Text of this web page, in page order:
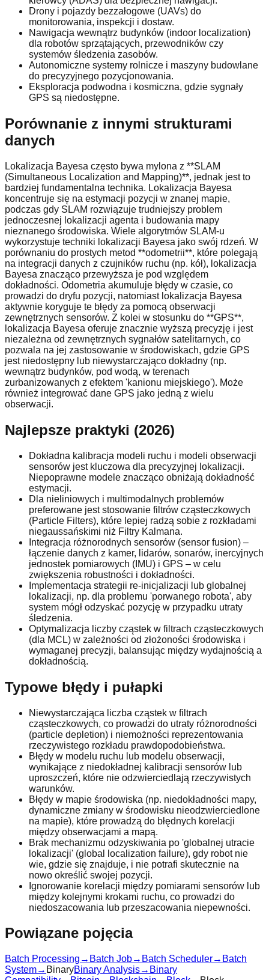
Drony i pojazdy bezzałogowe (UAVs) do
monitorowania, inspekcji i dostaw.
Nawigacja wewnątrz budynków (indoor localization)
dla robotów sprzątających, przewodników czy
systemów śledzenia zasobów.
Autonomiczne systemy rolnicze i maszyny budowlane
do precyzyjnego pozycjonowania.
Eksploracja podwodna i kosmiczna, gdzie sygnały
GPS są niedostępne.
Porównanie z innymi strukturami
danych
Lokalizacja Bayesa często bywa mylona z **SLAM
(Simultaneous Localization and Mapping)**, jednak jest to
bardziej fundamentalna technika. Lokalizacja Bayesa
koncentruje się na estymacji pozycji w znanej mapie,
podczas gdy SLAM rozwiązuje trudniejszy problem
jednoczesnej lokalizacji agenta i budowania mapy
nieznanego środowiska. Wiele algorytmów SLAM-u
wykorzystuje techniki lokalizacji Bayesa jako swój rdzeń. W
porównaniu do prostych metod **odometrii**, które polegają
na integracji danych z czujników ruchu (np. kół), lokalizacja
Bayesa znacząco przewyższa je pod względem
dokładności. Odometria akumuluje błędy w czasie, co
prowadzi do dryfu pozycji, natomiast lokalizacja Bayesa
aktywnie koryguje te błędy za pomocą obserwacji
zewnętrznych sensorów. Z kolei w stosunku do **GPS**,
lokalizacja Bayesa oferuje znacznie wyższą precyzję i jest
niezależna od zewnętrznych sygnałów satelitarnych, co
pozwala na jej zastosowanie w środowiskach, gdzie GPS
jest niedostępny lub niewystarczająco dokładny (np.
wewnątrz budynków, pod wodą, w terenach
zurbanizowanych z efektem 'kanionu miejskiego'). Może
również integrować dane GPS jako jedną z wielu
obserwacji.
Najlepsze praktyki (2026)
Dokładna kalibracja modeli ruchu i modeli obserwacji
sensorów jest kluczowa dla precyzyjnej lokalizacji.
Niepoprawne modele znacząco obniżają dokładność
estymacji.
Dla nieliniowych i multimodalnych problemów
preferowane jest stosowanie filtrów cząsteczkowych
(Particle Filters), które lepiej radzą sobie z rozkładami
niegaussańskimi niż Filtry Kalmana.
Integracja różnorodnych sensorów (sensor fusion) –
łączenie danych z kamer, lidarów, sonarów, inercyjnych
jednostek pomiarowych (IMU) i GPS – w celu
zwiększenia robustności i dokładności.
Implementacja strategii re-inicjalizacji lub globalnej
lokalizacji, np. dla problemu 'porwanego robota', aby
system mógł odzyskać pozycję w przypadku utraty
śledzenia.
Optymalizacja liczby cząstek w filtrach cząsteczkowych
(dla MCL) w zależności od złożoności środowiska i
wymaganej precyzji, balansując między wydajnością a
dokładnością.
Typowe błędy i pułapki
Niewystarczająca liczba cząstek w filtrach
cząsteczkowych, co prowadzi do utraty różnorodności
(particle depletion) i niemożności reprezentowania
rzeczywistego rozkładu prawdopodobieństwa.
Błędy w modelu ruchu lub modelu obserwacji,
wynikające z niedokładnej kalibracji sensorów lub
uproszczeń, które nie odzwierciedlają rzeczywistych
warunków.
Błędy w mapie środowiska (np. niedokładności mapy,
dynamiczne zmiany w środowisku nieodzwierciedlone
na mapie), które prowadzą do błędnych korelacji
między obserwacjami a mapą.
Brak mechanizmu odzyskiwania po 'globalnej utracie
lokalizacji' (global localization failure), gdy robot nie
wie, gdzie się znajduje, i nie potrafi skutecznie na
nowo określić swojej pozycji.
Ignorowanie korelacji między pomiarami sensorów lub
między kolejnymi krokami ruchu, co prowadzi do
niedoszacowania lub przeszacowania niepewności.
Powiązane pojęcia
Batch Processing → Batch Job→ Batch Scheduler→ Batch
System→ BinaryBinary Analysis→ Binary